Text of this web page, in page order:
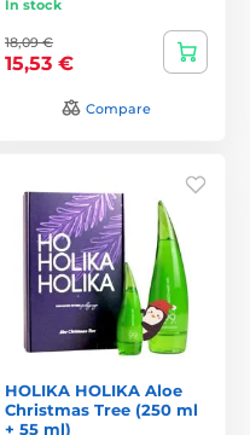
In stock
18,09 €
15,53 €
Compare
HOLIKA HOLIKA Aloe
Christmas Tree (250 ml
+ 55 ml)